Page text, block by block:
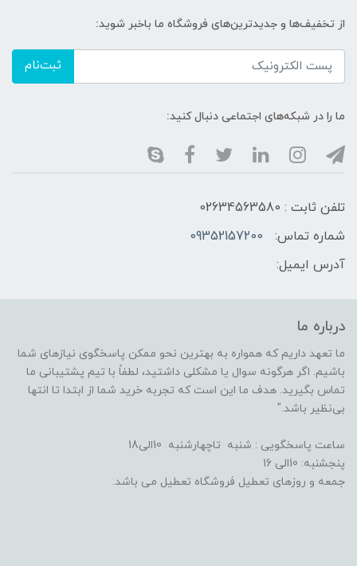
از تخفیف‌ها و جدیدترین‌های فروشگاه ما باخبر شوید:
ثبت‌نام
ما را در شبکه‌های اجتماعی دنبال کنید:
تلفن ثابت : 02634563580
شماره تماس:
09352157200
آدرس ایمیل:
درباره ما
ما تعهد داریم که همواره به بهترین نحو ممکن پاسخگوی نیازهای شما
باشیم. اگر هرگونه سوال یا مشکلی داشتید، لطفاً با تیم پشتیبانی ما
تماس بگیرید. هدف ما این است که تجربه خرید شما از ابتدا تا انتها
بی‌نظیر باشد."
ساعت پاسخگویی : شنبه تاچهارشنبه 10الی18
پنجشنبه: 10الی 16
جمعه و روزهای تعطیل فروشگاه تعطیل می باشد.